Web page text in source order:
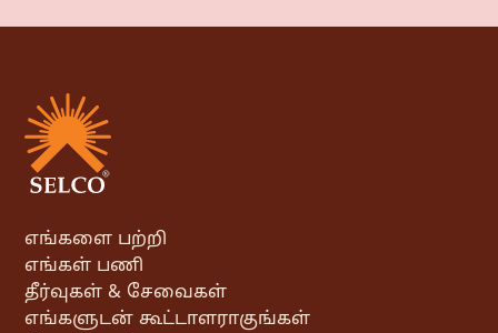
எங்களை பற்றி
எங்கள் பணி
தீர்வுகள் & சேவைகள்
எங்களுடன் கூட்டாளராகுங்கள்